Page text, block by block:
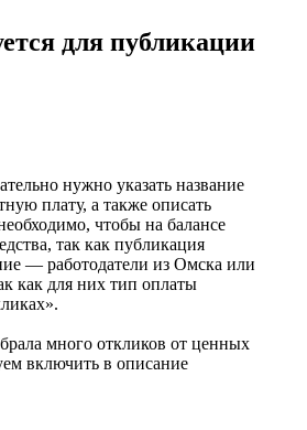
для публикации
нужно указать название
плату, а также описать
чтобы на балансе
так как публикация
— работодатели из Омска или
как для них тип оплаты
много откликов от ценных
включить в описание